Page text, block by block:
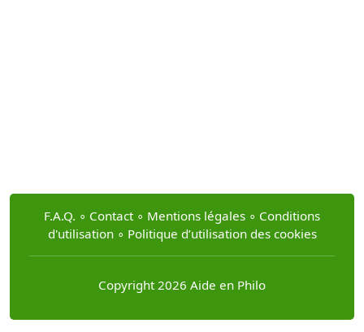
F.A.Q. ∘ Contact ∘ Mentions légales ∘ Conditions
d'utilisation∘ Politique d’utilisation des cookies
Copyright 2026 Aide en Philo